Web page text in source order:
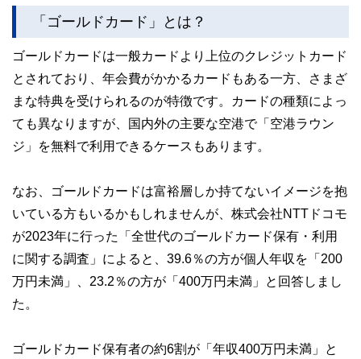
をわかりやすく発信している点です。
執筆者・監修者による執筆体制を築くことで、内容のわかり
やすさはもちろんのこと、読み応えのあるコンテンツと確か
な情報発信を実現しています。
コンシェルジュを目指します。
「ゴールドカード」とは？
ゴールドカードは一般カードより上位のクレジットカード
とされており、年会費がかかるカードもある一方、さまざ
まな特典を受けられるのが特徴です。カードの種類によっ
ても異なりますが、国内外の主要な空港で「空港ラウン
ジ」を無料で利用できるケースもあります。
なお、ゴールドカードは富裕層しか持てないイメージを抱
いている方もいるかもしれませんが、株式会社NTTドコモ
が2023年に行った「全世代のゴールドカード保有・利用
に関する調査」によると、39.6％の方が個人年収を「200
万円未満」、23.2％の方が「400万円未満」と回答しまし
た。
ゴールドカード保有者の約6割が「年収400万円未満」と